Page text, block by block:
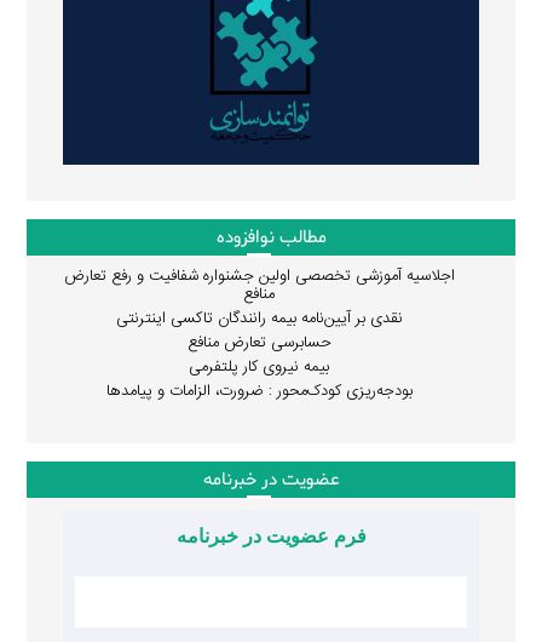
مطالب نوافزوده
اجلاسیه آموزشی تخصصی اولین جشنواره شفافیت و رفع تعارض
منافع
نقدی بر آیین‌نامه بیمه رانندگان تاکسی اینترنتی
حسابرسی تعارض منافع
بیمه نیروی کار پلتفرمی
بودجه‌ریزی کودک‌محور : ضرورت، الزامات و پیامدها
عضویت در خبرنامه
فرم عضویت در خبرنامه